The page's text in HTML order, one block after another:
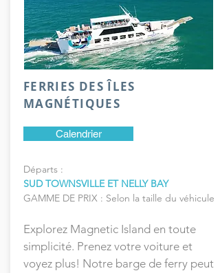
FERRIES DES ÎLES
MAGNÉTIQUES
Calendrier
Départs :
SUD TOWNSVILLE ET NELLY BAY
GAMME DE PRIX : Selon la taille du véhicule
Explorez Magnetic Island en toute
simplicité. Prenez votre voiture et
voyez plus! Notre barge de ferry peut